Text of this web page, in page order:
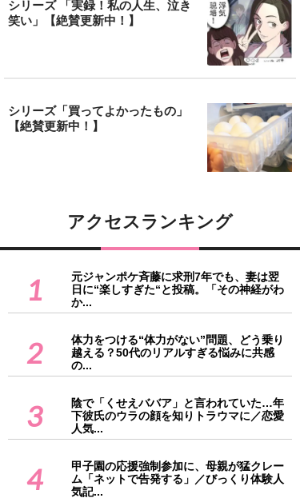
シリーズ 「実録！私の人生、泣き
笑い」【絶賛更新中！】
シリーズ「買ってよかったもの」
【絶賛更新中！】
アクセスランキング
1
元ジャンポケ斉藤に求刑7年でも、妻は翌
日に“楽しすぎた“と投稿。「その神経がわ
か...
2
体力をつける“体力がない”問題、どう乗り
越える？50代のリアルすぎる悩みに共感
の...
3
陰で「くせえババア」と言われていた…年
下彼氏のウラの顔を知りトラウマに／恋愛
人気...
4
甲子園の応援強制参加に、母親が猛クレー
ム「ネットで告発する」／びっくり体験人
気記...